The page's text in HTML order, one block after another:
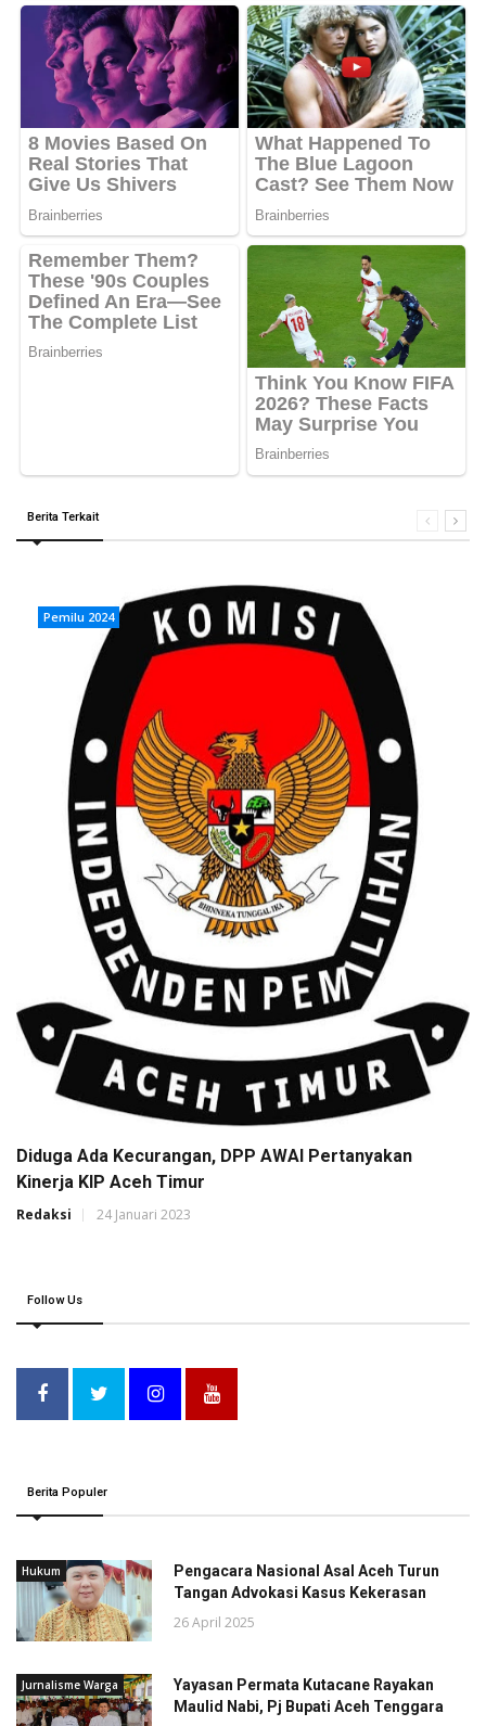
Berita Terkait
Pemilu 2024
Diduga Ada Kecurangan, DPP AWAI Pertanyakan
Kinerja KIP Aceh Timur
Redaksi 24 Januari 2023
Follow Us
Berita Populer
Hukum
Pengacara Nasional Asal Aceh Turun
Tangan Advokasi Kasus Kekerasan
26 April 2025
Jurnalisme Warga
Yayasan Permata Kutacane Rayakan
Maulid Nabi, Pj Bupati Aceh Tenggara